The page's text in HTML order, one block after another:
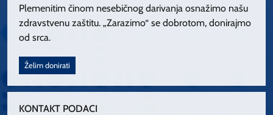
Plemenitim činom nesebičnog darivanja osnažimo našu
zdravstvenu zaštitu. „Zarazimo“ se dobrotom, donirajmo
od srca.
Želim donirati
KONTAKT PODACI